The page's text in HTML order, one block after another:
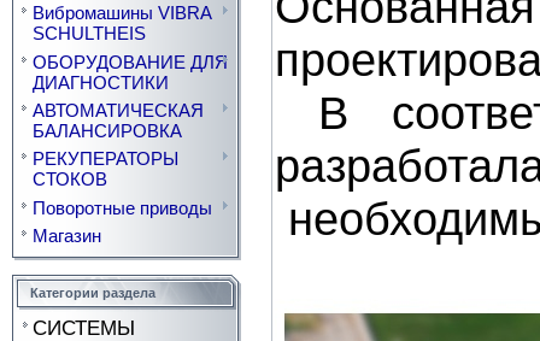
Вибромашины VIBRA
SCHULTHEIS
ОБОРУДОВАНИЕ ДЛЯ
ДИАГНОСТИКИ
АВТОМАТИЧЕСКАЯ
БАЛАНСИРОВКА
РЕКУПЕРАТОРЫ
СТОКОВ
Поворотные приводы
Магазин
Категории раздела
СИСТЕМЫ
В